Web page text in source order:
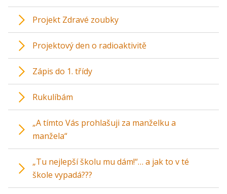
Projekt Zdravé zoubky
Projektový den o radioaktivitě
Zápis do 1. třídy
Rukulíbám
„A tímto Vás prohlašuji za manželku a
manžela“
„Tu nejlepší školu mu dám!“… a jak to v té
škole vypadá???